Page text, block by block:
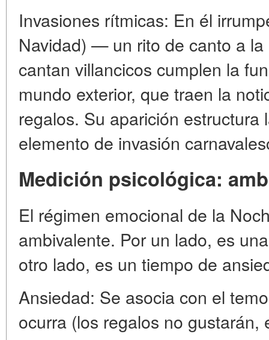
Invasiones rítmicas: En él
Navidad) — un rito de canto a
cantan villancicos cumplen la
mundo exterior, que traen la
regalos. Su aparición
elemento de invasión
Medición psicológica:
El régimen emocional de la
ambivalente. Por un lado, es
otro lado, es un tiempo de
Ansiedad: Se asocia con el
ocurra (los regalos no